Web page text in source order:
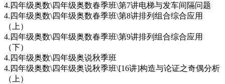
4.四年级奥数\四年级奥数春季班\第7讲电梯与发车间隔问题
4.四年级奥数\四年级奥数春季班\第8讲排列组合综合应用
（上）
4.四年级奥数\四年级奥数春季班\第9讲排列组合综合应用
（下）
4.四年级奥数\四年级奥说秋季班
4.四年级奥数\四年级奥说秋季班\[16讲]构造与论证之奇偶分析
（上）